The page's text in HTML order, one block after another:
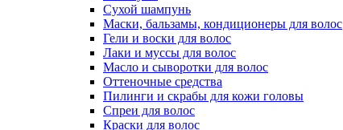
Сухой шампунь
Маски, бальзамы, кондиционеры для волос
Гели и воски для волос
Лаки и муссы для волос
Масло и сыворотки для волос
Оттеночные средства
Пилинги и скрабы для кожи головы
Спреи для волос
Краски для волос